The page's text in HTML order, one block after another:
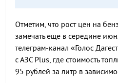
Отметим, что рост цен на
замечать еще в середине
телеграм-канал «Голос
с АЗС Plus, где стоимость
95 рублей за литр в